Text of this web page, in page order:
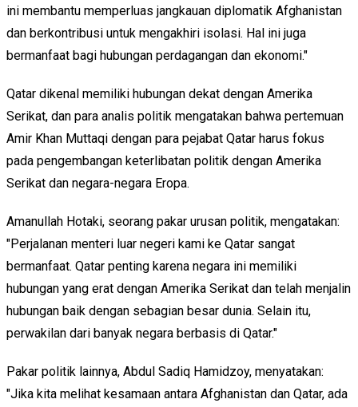
ini membantu memperluas jangkauan diplomatik Afghanistan
dan berkontribusi untuk mengakhiri isolasi. Hal ini juga
bermanfaat bagi hubungan perdagangan dan ekonomi."
Qatar dikenal memiliki hubungan dekat dengan Amerika
Serikat, dan para analis politik mengatakan bahwa pertemuan
Amir Khan Muttaqi dengan para pejabat Qatar harus fokus
pada pengembangan keterlibatan politik dengan Amerika
Serikat dan negara-negara Eropa.
Amanullah Hotaki, seorang pakar urusan politik, mengatakan:
"Perjalanan menteri luar negeri kami ke Qatar sangat
bermanfaat. Qatar penting karena negara ini memiliki
hubungan yang erat dengan Amerika Serikat dan telah menjalin
hubungan baik dengan sebagian besar dunia. Selain itu,
perwakilan dari banyak negara berbasis di Qatar."
Pakar politik lainnya, Abdul Sadiq Hamidzoy, menyatakan:
"Jika kita melihat kesamaan antara Afghanistan dan Qatar, ada